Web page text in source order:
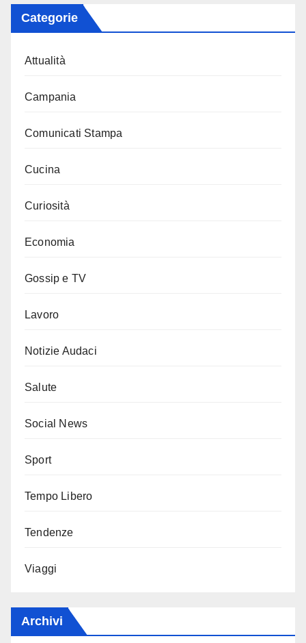
Categorie
Attualità
Campania
Comunicati Stampa
Cucina
Curiosità
Economia
Gossip e TV
Lavoro
Notizie Audaci
Salute
Social News
Sport
Tempo Libero
Tendenze
Viaggi
Archivi